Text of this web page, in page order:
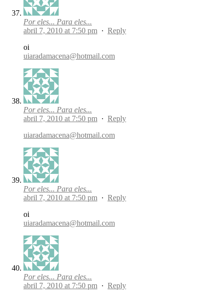
Por eles... Para eles...
abril 7, 2010 at 7:50 pm · Reply
oi
uiaradamacena@hotmail.com
Por eles... Para eles...
abril 7, 2010 at 7:50 pm · Reply
uiaradamacena@hotmail.com
Por eles... Para eles...
abril 7, 2010 at 7:50 pm · Reply
oi
uiaradamacena@hotmail.com
Por eles... Para eles...
abril 7, 2010 at 7:50 pm · Reply